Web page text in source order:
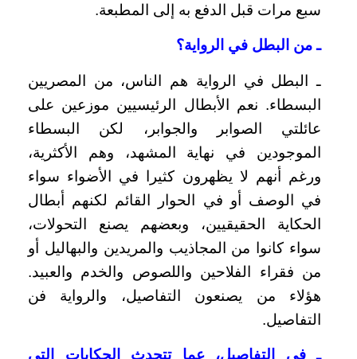
سبع مرات قبل الدفع به إلى المطبعة.
ـ من البطل في الرواية؟
ـ البطل في الرواية هم الناس، من المصريين
البسطاء. نعم الأبطال الرئيسيين موزعين على
عائلتي الصوابر والجوابر، لكن البسطاء
الموجودين في نهاية المشهد، وهم الأكثرية،
ورغم أنهم لا يظهرون كثيرا في الأضواء سواء
في الوصف أو في الحوار القائم لكنهم أبطال
الحكاية الحقيقيين، وبعضهم يصنع التحولات،
سواء كانوا من المجاذيب والمريدين والبهاليل أو
من فقراء الفلاحين واللصوص والخدم والعبيد.
هؤلاء من يصنعون التفاصيل، والرواية فن
التفاصيل.
ـ في التفاصيل، عما تتحدث الحكايات التي